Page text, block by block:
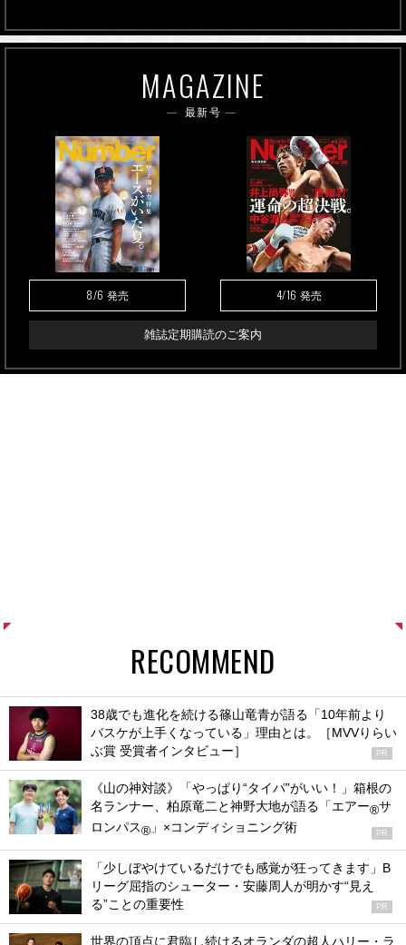
MAGAZINE
最新号
8/6 発売 4/16 発売
雑誌定期購読のご案内
RECOMMEND
38歳でも進化を続ける篠山竜青が語る「10年前より
バスケが上手くなっている」理由とは。［MVVりらい
ぶ賞 受賞者インタビュー］
PR
《山の神対談》「やっぱり“タイパ”がいい！」箱根の
名ランナー、柏原竜二と神野大地が語る「エアー®サ
ロンパス® 」×コンディショニング術 PR
「少しぼやけているだけでも感覚が狂ってきます」B
リーグ屈指のシューター・安藤周人が明かす“見え
る”ことの重要性
PR
世界の頂点に君臨し続けるオランダの超人ハリー・ラ